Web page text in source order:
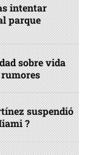
intentar
parque
sobre vida
suspendió
?